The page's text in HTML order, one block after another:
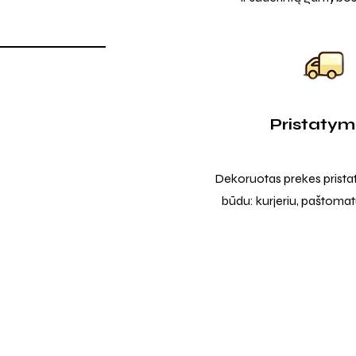
Dekoruotas prekes
būdu: kurjeriu,